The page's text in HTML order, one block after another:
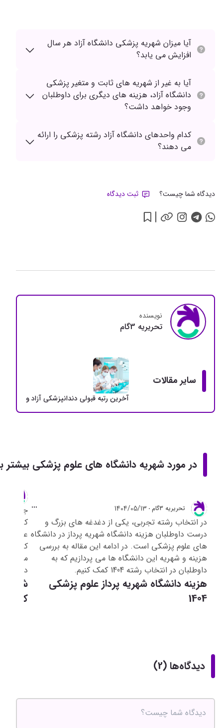
آیا میزان شهریه پزشکی دانشگاه آزاد هر سال
افزایش می یابد؟
آیا به غیر از شهریه های ثابت و متغیر پزشکی
دانشگاه آزاد، هزینه های دیگری برای داوطلبان
وجود خواهد داشت؟
کدام واحدهای دانشگاه آزاد رشته پزشکی را ارائه
می دهند؟
دیدگاه شما چیست؟ ثبت دیدگاه
نویسنده
تحريريه 3گام
سایر مقالات
آخرین رتبه قبولی دندانپزشکی آزاد و دولتی +
در مورد شهریه دانشگاه های علوم پزشکی بیشتر
هزینه دانشگاه شهریه پرداز علوم پزشکی
1404
در انتخاب رشته تجربی، یکی از دغدغه های بزرگ و
درست داوطلبان هزینه دانشگاه شهریه پرداز در دانشگاه
های علوم پزشکی است. در ادامه این مقاله به بررسی
هزینه و شهریه این دانشگاه ها می پردازیم که به
داوطلبان در انتخاب رشته 1404 کمک کنیم.
تحريريه 3گام 1404/05/13
شهریه
کرمان ورودی
جدول
مشاهده
دیدگاه‌ها (2)